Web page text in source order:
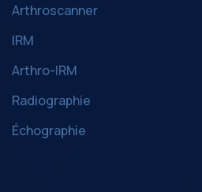
Arthroscanner
IRM
Arthro-IRM
Radiographie
Échographie